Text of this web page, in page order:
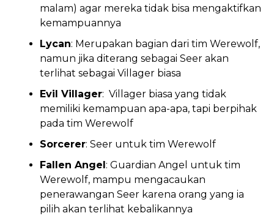
malam) agar mereka tidak bisa mengaktifkan
kemampuannya
Lycan: Merupakan bagian dari tim Werewolf,
namun jika diterang sebagai Seer akan
terlihat sebagai Villager biasa
Evil Villager: Villager biasa yang tidak
memiliki kemampuan apa-apa, tapi berpihak
pada tim Werewolf
Sorcerer: Seer untuk tim Werewolf
Fallen Angel: Guardian Angel untuk tim
Werewolf, mampu mengacaukan
penerawangan Seer karena orang yang ia
pilih akan terlihat kebalikannya